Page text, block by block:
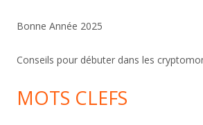
Bonne Année 2025
Conseils pour débuter dans les
MOTS CLEFS